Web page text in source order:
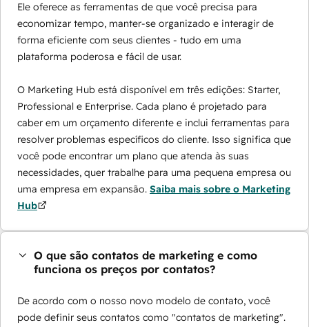
Ele oferece as ferramentas de que você precisa para
economizar tempo, manter-se organizado e interagir de
forma eficiente com seus clientes - tudo em uma
plataforma poderosa e fácil de usar.
O Marketing Hub está disponível em três edições: Starter,
Professional e Enterprise. Cada plano é projetado para
caber em um orçamento diferente e inclui ferramentas para
resolver problemas específicos do cliente. Isso significa que
você pode encontrar um plano que atenda às suas
necessidades, quer trabalhe para uma pequena empresa ou
uma empresa em expansão. Saiba mais sobre o Marketing
Hub
O que são contatos de marketing e como
funciona os preços por contatos?
De acordo com o nosso novo modelo de contato, você
pode definir seus contatos como "contatos de marketing".